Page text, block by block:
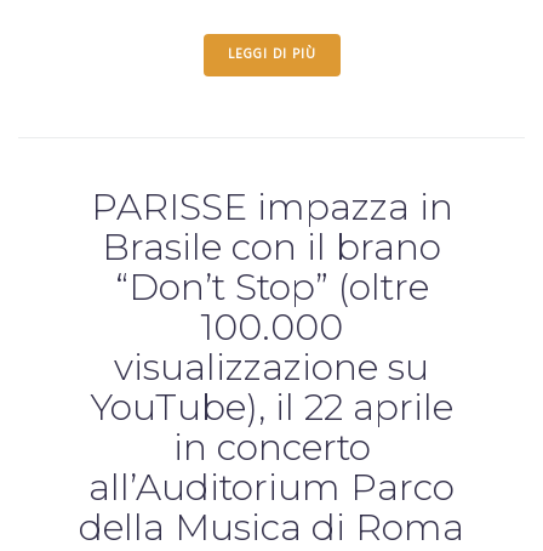
LEGGI DI PIÙ
PARISSE impazza in
Brasile con il brano
“Don’t Stop” (oltre
100.000
visualizzazione su
YouTube), il 22 aprile
in concerto
all’Auditorium Parco
della Musica di Roma